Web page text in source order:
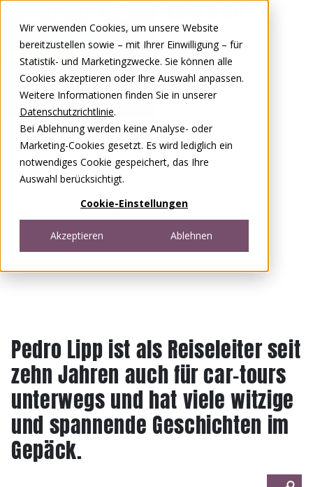
Wir verwenden Cookies, um unsere Website
bereitzustellen sowie – mit Ihrer Einwilligung – für
Statistik- und Marketingzwecke. Sie können alle
Cookies akzeptieren oder Ihre Auswahl anpassen.
Weitere Informationen finden Sie in unserer
Datenschutzrichtlinie.
Bei Ablehnung werden keine Analyse- oder
Marketing-Cookies gesetzt. Es wird lediglich ein
notwendiges Cookie gespeichert, das Ihre
Auswahl berücksichtigt.
Cookie-Einstellungen
Akzeptieren Ablehnen
DEFR
Open menu
Pedro Lipp ist als Reiseleiter seit
zehn Jahren auch für car-tours
unterwegs und hat viele witzige
und spannende Geschichten im
Gepäck.